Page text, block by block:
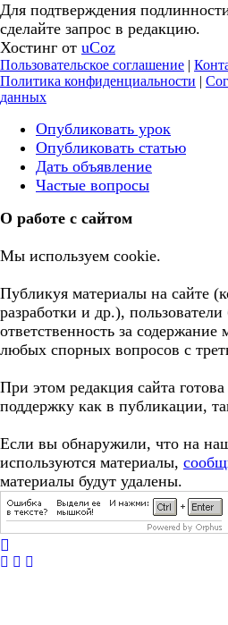
Для подтверждения
сделайте запрос в редакцию.
Хостинг от uCoz
Пользовательское соглашение |
Политика конфиденциальности |
данных
Опубликовать урок
Опубликовать статью
Дать объявление
Частые вопросы
О работе с сайтом
Мы используем cookie.
Публикуя материалы на сайте
разработки и др.),
ответственность за
любых спорных вопросов с
При этом редакция сайта
поддержку как в публикации,
Если вы обнаружили, что на
используются материалы,
материалы будут удалены.